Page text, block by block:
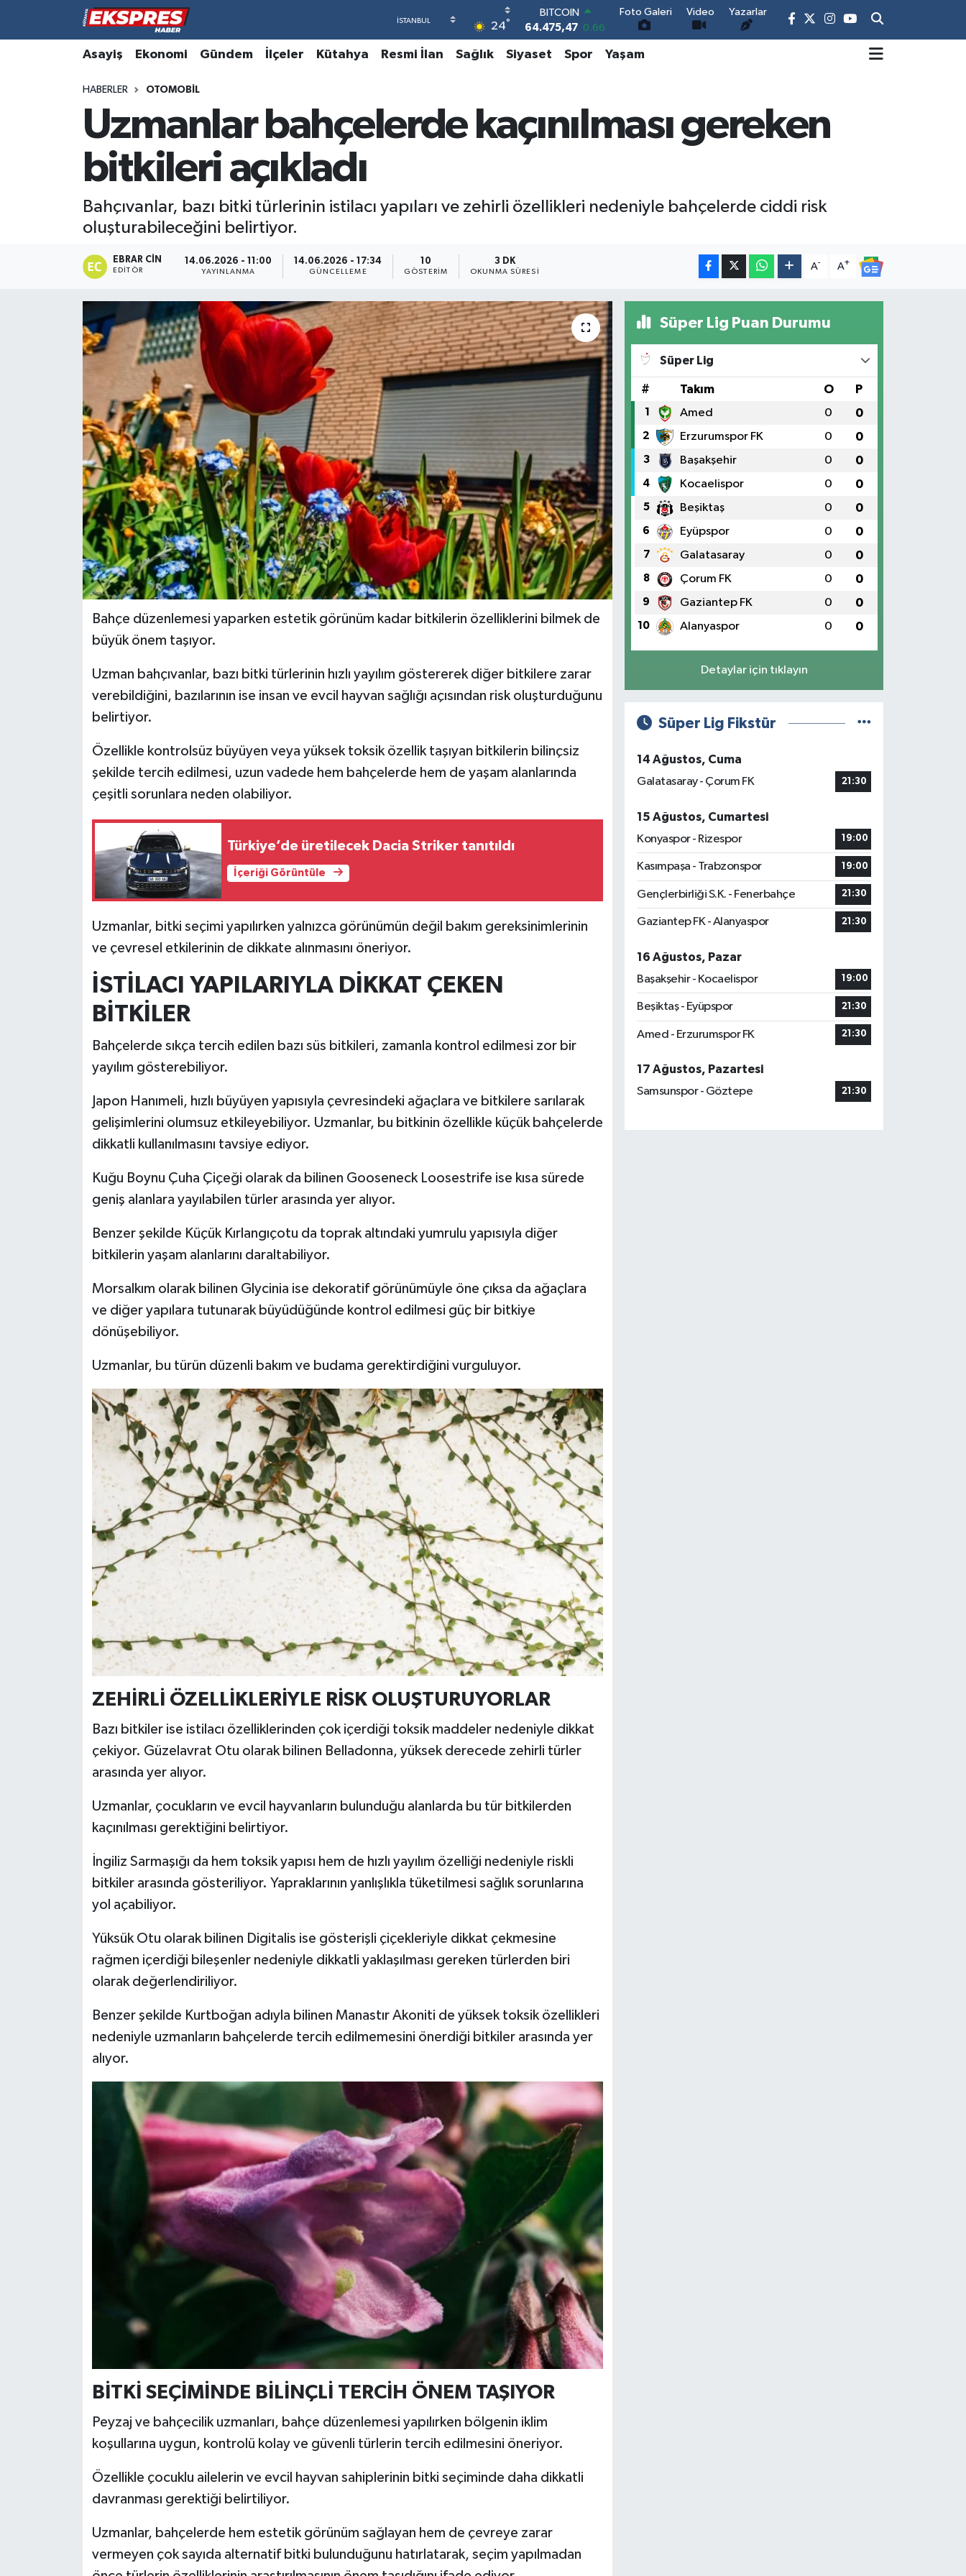
24°
DOLAR
47,5971 0.05
EURO
55,1336 0.18
6518.23 0.39
Foto Galeri Video Yazarlar
Asayiş Ekonomi Gündem İlçeler Kütahya Resmi İlan Sağlık Siyaset Spor Yaşam
HABERLER OTOMOBIL
Uzmanlar bahçelerde kaçınılması gereken
bitkileri açıkladı
Bahçıvanlar, bazı bitki türlerinin istilacı yapıları ve zehirli özellikleri nedeniyle bahçelerde ciddi risk
oluşturabileceğini belirtiyor.
EBRAR CIN
EDITÖR
14.06.2026 - 11:00
YAYINLANMA
14.06.2026 - 17:34
GÜNCELLEME
10
GÖSTERIM
3 DK
OKUNMA SÜRESI
A- A+
Bahçe düzenlemesi yaparken estetik görünüm kadar bitkilerin özelliklerini bilmek de
büyük önem taşıyor.
Uzman bahçıvanlar, bazı bitki türlerinin hızlı yayılım göstererek diğer bitkilere zarar
verebildiğini, bazılarının ise insan ve evcil hayvan sağlığı açısından risk oluşturduğunu
belirtiyor.
Özellikle kontrolsüz büyüyen veya yüksek toksik özellik taşıyan bitkilerin bilinçsiz
şekilde tercih edilmesi, uzun vadede hem bahçelerde hem de yaşam alanlarında
çeşitli sorunlara neden olabiliyor.
Türkiye’de üretilecek Dacia Striker tanıtıldı
İçeriği Görüntüle
Uzmanlar, bitki seçimi yapılırken yalnızca görünümün değil bakım gereksinimlerinin
ve çevresel etkilerinin de dikkate alınmasını öneriyor.
İSTİLACI YAPILARIYLA DİKKAT ÇEKEN
BİTKİLER
Bahçelerde sıkça tercih edilen bazı süs bitkileri, zamanla kontrol edilmesi zor bir
yayılım gösterebiliyor.
Japon Hanımeli, hızlı büyüyen yapısıyla çevresindeki ağaçlara ve bitkilere sarılarak
gelişimlerini olumsuz etkileyebiliyor. Uzmanlar, bu bitkinin özellikle küçük bahçelerde
dikkatli kullanılmasını tavsiye ediyor.
Kuğu Boynu Çuha Çiçeği olarak da bilinen Gooseneck Loosestrife ise kısa sürede
geniş alanlara yayılabilen türler arasında yer alıyor.
Benzer şekilde Küçük Kırlangıçotu da toprak altındaki yumrulu yapısıyla diğer
bitkilerin yaşam alanlarını daraltabiliyor.
Morsalkım olarak bilinen Glycinia ise dekoratif görünümüyle öne çıksa da ağaçlara
ve diğer yapılara tutunarak büyüdüğünde kontrol edilmesi güç bir bitkiye
dönüşebiliyor.
Uzmanlar, bu türün düzenli bakım ve budama gerektirdiğini vurguluyor.
ZEHİRLİ ÖZELLİKLERİYLE RİSK OLUŞTURUYORLAR
Bazı bitkiler ise istilacı özelliklerinden çok içerdiği toksik maddeler nedeniyle dikkat
çekiyor. Güzelavrat Otu olarak bilinen Belladonna, yüksek derecede zehirli türler
arasında yer alıyor.
Uzmanlar, çocukların ve evcil hayvanların bulunduğu alanlarda bu tür bitkilerden
kaçınılması gerektiğini belirtiyor.
İngiliz Sarmaşığı da hem toksik yapısı hem de hızlı yayılım özelliği nedeniyle riskli
bitkiler arasında gösteriliyor. Yapraklarının yanlışlıkla tüketilmesi sağlık sorunlarına
yol açabiliyor.
Yüksük Otu olarak bilinen Digitalis ise gösterişli çiçekleriyle dikkat çekmesine
rağmen içerdiği bileşenler nedeniyle dikkatli yaklaşılması gereken türlerden biri
olarak değerlendiriliyor.
Benzer şekilde Kurtboğan adıyla bilinen Manastır Akoniti de yüksek toksik özellikleri
nedeniyle uzmanların bahçelerde tercih edilmemesini önerdiği bitkiler arasında yer
alıyor.
BİTKİ SEÇİMİNDE BİLİNÇLİ TERCİH ÖNEM TAŞIYOR
Peyzaj ve bahçecilik uzmanları, bahçe düzenlemesi yapılırken bölgenin iklim
koşullarına uygun, kontrolü kolay ve güvenli türlerin tercih edilmesini öneriyor.
Özellikle çocuklu ailelerin ve evcil hayvan sahiplerinin bitki seçiminde daha dikkatli
davranması gerektiği belirtiliyor.
Uzmanlar, bahçelerde hem estetik görünüm sağlayan hem de çevreye zarar
vermeyen çok sayıda alternatif bitki bulunduğunu hatırlatarak, seçim yapılmadan
Süper Lig Puan Durumu
Süper Lig
# Takım O P
1 Amed 0 0
2 Erzurumspor FK 0 0
3 Başakşehir 0 0
4 Kocaelispor 0 0
5 Beşiktaş 0 0
6 Eyüpspor 0 0
7 Galatasaray 0 0
8 Çorum FK 0 0
9 Gaziantep FK 0 0
10 Alanyaspor 0 0
Detaylar için tıklayın
Süper Lig Fikstür
14 Ağustos, Cuma
Galatasaray - Çorum FK
21:30
15 Ağustos, Cumartesi
Konyaspor - Rizespor
19:00
Kasımpaşa - Trabzonspor 19:00
Gençlerbirliği S.K. - Fenerbahçe 21:30
Gaziantep FK - Alanyaspor 21:30
16 Ağustos, Pazar
Başakşehir - Kocaelispor
19:00
Beşiktaş - Eyüpspor 21:30
Amed - Erzurumspor FK 21:30
17 Ağustos, Pazartesi
Samsunspor - Göztepe
21:30
Altıntaş
Aslanapa
Biyografiler
Çavdarhisar
Domaniç
Ekonomi
Foto Galeri
Köşe Yazıları
Kültür Sanat
Otomobil
Resmi İlan
Rüya Tabirleri
Video Galeri
Yemek Tarifleri
Hava Durumu
Trafik Durumu
Süper Lig Puan Durumu ve Fikstür
Tüm Manşetler
Son Dakika Haberleri